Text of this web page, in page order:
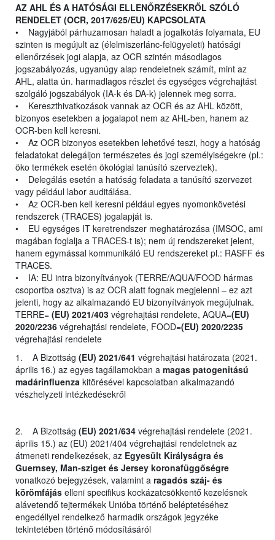
AZ AHL ÉS A HATÓSÁGI ELLENŐRZÉSEKRŐL SZÓLÓ
RENDELET (OCR, 2017/625/EU) KAPCSOLATA
• Nagyjából párhuzamosan haladt a jogalkotás folyamata, EU
szinten is megújult az (élelmiszerlánc-felügyeleti) hatósági
ellenőrzések jogi alapja, az OCR szintén másodlagos
jogszabályozás, ugyanúgy alap rendeletnek számít, mint az
AHL, alatta ún. harmadlagos részlet és egységes végrehajtást
szolgáló jogszabályok (IA-k és DA-k) jelennek meg sorra.
• Kereszthivatkozások vannak az OCR és az AHL között,
bizonyos esetekben a jogalapot nem az AHL-ben, hanem az
OCR-ben kell keresni.
• Az OCR bizonyos esetekben lehetővé teszi, hogy a hatóság
feladatokat delegáljon természetes és jogi személyiségekre (pl.:
öko termékek esetén ökológiai tanúsító szerveztek).
• Delegálás esetén a hatóság feladata a tanúsító szervezet
vagy például labor auditálása.
• Az OCR-ben kell keresni például egyes nyomonkövetési
rendszerek (TRACES) jogalapját is.
• EU egységes IT keretrendszer meghatározása (IMSOC, ami
magában foglalja a TRACES-t is); nem új rendszereket jelent,
hanem egymással kommunikáló EU rendszereket pl.: RASFF és
TRACES.
• IA: EU intra bizonyítványok (TERRE/AQUA/FOOD hármas
csoportba osztva) is az OCR alatt fognak megjelenni – ez azt
jelenti, hogy az alkalmazandó EU bizonyítványok megújulnak.
TERRE= (EU) 2021/403 végrehajtási rendelete, AQUA=(EU)
2020/2236 végrehajtási rendelete, FOOD=(EU) 2020/2235
végrehajtási rendelete
1. A Bizottság (EU) 2021/641 végrehajtási határozata (2021.
április 16.) az egyes tagállamokban a magas patogenitású
madárinfluenza kitörésével kapcsolatban alkalmazandó
vészhelyzeti intézkedésekről
2. A Bizottság (EU) 2021/634 végrehajtási rendelete (2021.
április 15.) az (EU) 2021/404 végrehajtási rendeletnek az
átmeneti rendelkezések, az Egyesült Királyságra és
Guernsey, Man-sziget és Jersey koronafüggőségre
vonatkozó bejegyzések, valamint a ragadós száj- és
körömfájás elleni specifikus kockázatcsökkentő kezelésnek
alávetendő tejtermékek Unióba történő beléptetéséhez
engedéllyel rendelkező harmadik országok jegyzéke
tekintetében történő módosításáról